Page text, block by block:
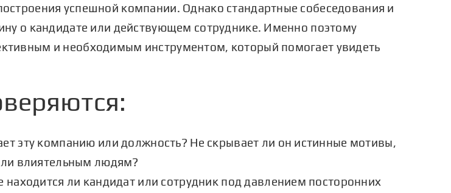
успешной компании. Однако стандартные собеседования и
о кандидате или действующем сотруднике. Именно поэтому
и необходимым инструментом, который помогает увидеть
эту компанию или должность? Не скрывает ли он истинные мотивы,
влиятельным людям?
ли кандидат или сотрудник под давлением посторонних